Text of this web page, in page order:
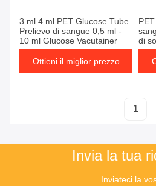
3 ml 4 ml PET Glucose Tube
Prelievo di sangue 0,5 ml -
10 ml Glucose Vacutainer
Ottieni il miglior prezzo
di
1
Invia la tua
Inviateci la